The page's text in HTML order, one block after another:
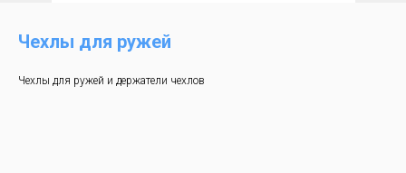
Чехлы для ружей
Чехлы для ружей и держатели чехлов